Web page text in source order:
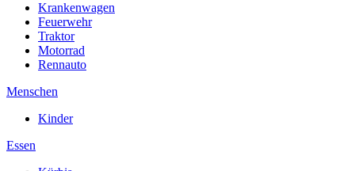
Krankenwagen
Feuerwehr
Traktor
Motorrad
Rennauto
Menschen
Kinder
Essen